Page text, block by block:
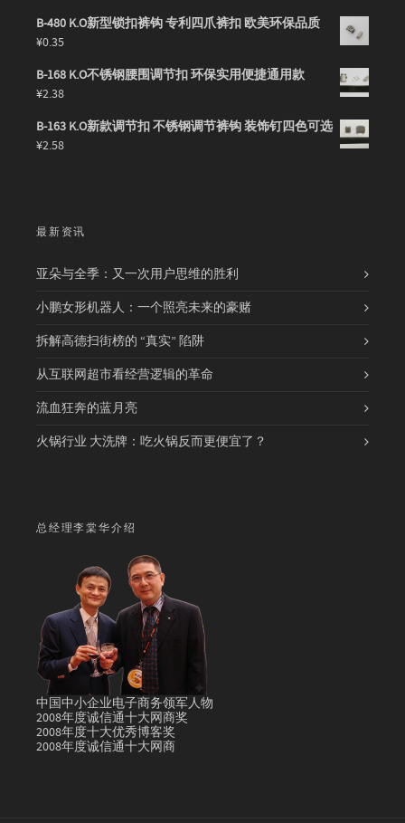
B-480 K.O新型锁扣裤钩 专利四爪裤扣 欧美环保品质
¥0.35
B-168 K.O不锈钢腰围调节扣 环保实用便捷通用款
¥2.38
B-163 K.O新款调节扣 不锈钢调节裤钩 装饰钉四色可选
¥2.58
最新资讯
亚朵与全季：又一次用户思维的胜利
小鹏女形机器人：一个照亮未来的豪赌
拆解高德扫街榜的 “真实” 陷阱
从互联网超市看经营逻辑的革命
流血狂奔的蓝月亮
火锅行业 大洗牌：吃火锅反而更便宜了？
总经理李棠华介绍
中国中小企业电子商务领军人物
2008年度诚信通十大网商奖
2008年度十大优秀博客奖
2008年度诚信通十大网商